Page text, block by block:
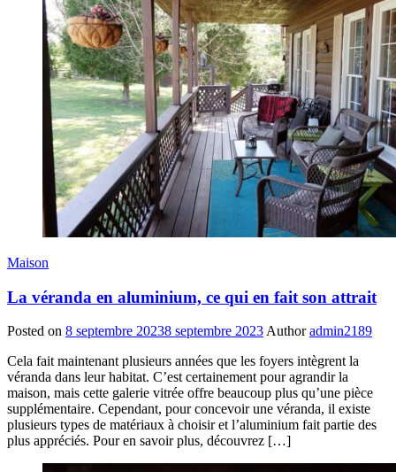
Maison
La véranda en aluminium, ce qui en fait son attrait
Posted on 8 septembre 20238 septembre 2023 Author admin2189
Cela fait maintenant plusieurs années que les foyers intègrent la
véranda dans leur habitat. C’est certainement pour agrandir la
maison, mais cette galerie vitrée offre beaucoup plus qu’une pièce
supplémentaire. Cependant, pour concevoir une véranda, il existe
plusieurs types de matériaux à choisir et l’aluminium fait partie des
plus appréciés. Pour en savoir plus, découvrez […]